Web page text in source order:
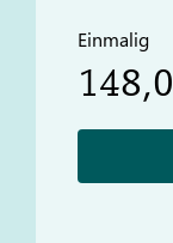
Einmalig